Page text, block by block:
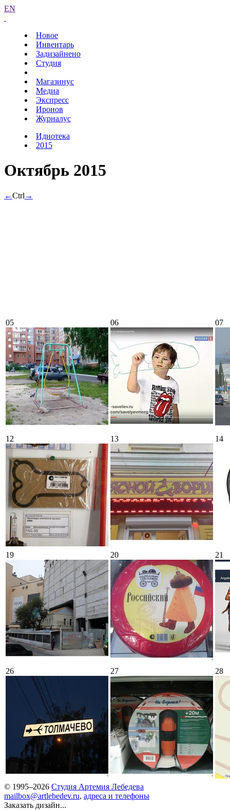
EN
Новое
Инвентарь
Задизайнено
Студия
Магазинус
Медиа
Экспресс
Иронов
Журналус
Идиотека
2015
Октябрь 2015
←Ctrl →
05 06 07
12 13 14
19 20 21
26 27 28
© 1995–2026 Студия Артемия Лебедева
mailbox@artlebedev.ru, адреса и телефоны
Заказать дизайн...